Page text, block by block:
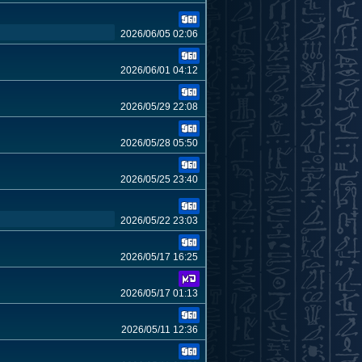
2026/06/05 02:06
2026/06/01 04:12
2026/05/29 22:08
2026/05/28 05:50
2026/05/25 23:40
2026/05/22 23:03
2026/05/17 16:25
2026/05/17 01:13
2026/05/11 12:36